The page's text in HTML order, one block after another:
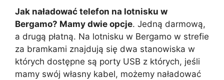
Jak naładować telefon na lotnisku w
Bergamo? Mamy dwie opcje. Jedną darmową,
a drugą płatną. Na lotnisku w Bergamo w strefie
za bramkami znajdują się dwa stanowiska w
których dostępne są porty USB z których, jeśli
mamy swój własny kabel, możemy naładować